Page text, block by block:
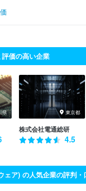
価の高い企業
県 東京都
株式会社電通総研
4.5
ェア) の人気企業の評判・